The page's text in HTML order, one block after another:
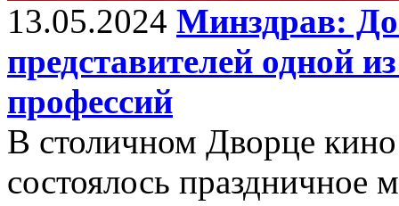
13.05.2024 Минздрав:
представителей одной
профессий
В столичном Дворце
состоялось праздничное